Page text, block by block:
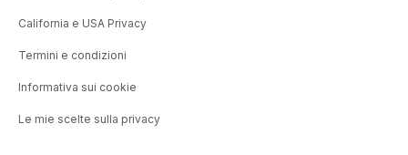
California e USA Privacy
Termini e condizioni
Informativa sui cookie
Le mie scelte sulla privacy